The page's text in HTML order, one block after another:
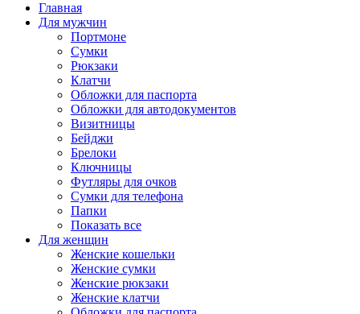
Главная
Для мужчин
Портмоне
Сумки
Рюкзаки
Клатчи
Обложки для паспорта
Обложки для автодокументов
Визитницы
Бейджи
Брелоки
Ключницы
Футляры для очков
Сумки для телефона
Папки
Показать все
Для женщин
Женские кошельки
Женские сумки
Женские рюкзаки
Женские клатчи